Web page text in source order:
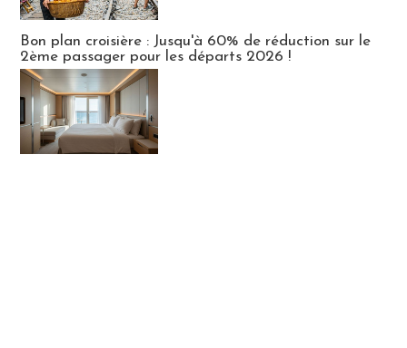
Bon plan croisière : Jusqu'à 60% de réduction sur le
2ème passager pour les départs 2026 !